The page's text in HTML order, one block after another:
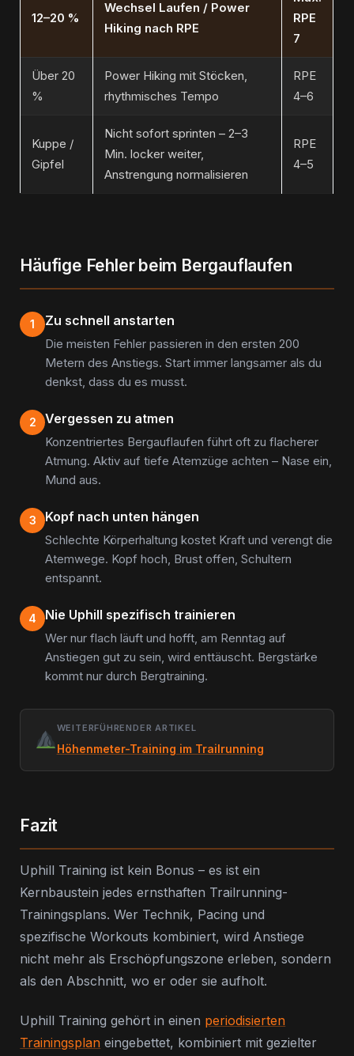
12–20 %
Wechsel Laufen / Power
Hiking nach RPE
RPE
7
Über 20
%
Power Hiking mit Stöcken,
rhythmisches Tempo
RPE
4–6
Kuppe /
Gipfel
Nicht sofort sprinten – 2–3
Min. locker weiter,
Anstrengung normalisieren
RPE
4–5
Häufige Fehler beim Bergauflaufen
1 Zu schnell anstarten
Die meisten Fehler passieren in den ersten 200
Metern des Anstiegs. Start immer langsamer als du
denkst, dass du es musst.
2 Vergessen zu atmen
Konzentriertes Bergauflaufen führt oft zu flacherer
Atmung. Aktiv auf tiefe Atemzüge achten – Nase ein,
Mund aus.
3 Kopf nach unten hängen
Schlechte Körperhaltung kostet Kraft und verengt die
Atemwege. Kopf hoch, Brust offen, Schultern
entspannt.
4 Nie Uphill spezifisch trainieren
Wer nur flach läuft und hofft, am Renntag auf
Anstiegen gut zu sein, wird enttäuscht. Bergstärke
kommt nur durch Bergtraining.
WEITERFÜHRENDER ARTIKEL
Höhenmeter-Training im Trailrunning
Fazit
Uphill Training ist kein Bonus – es ist ein
Kernbaustein jedes ernsthaften Trailrunning-
Trainingsplans. Wer Technik, Pacing und
spezifische Workouts kombiniert, wird Anstiege
nicht mehr als Erschöpfungszone erleben, sondern
als den Abschnitt, wo er oder sie aufholt.
Uphill Training gehört in einen periodisierten
Trainingsplan eingebettet, kombiniert mit gezielter